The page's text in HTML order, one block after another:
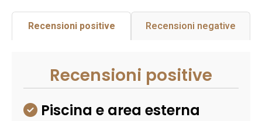
Recensioni positive Recensioni negative
Recensioni positive
Piscina e area esterna